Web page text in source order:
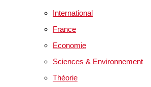
International
France
Economie
Sciences & Environnement
Théorie